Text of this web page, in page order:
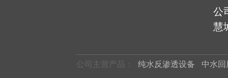
公
慧
公司主营产品： 纯水反渗透设备 中水回